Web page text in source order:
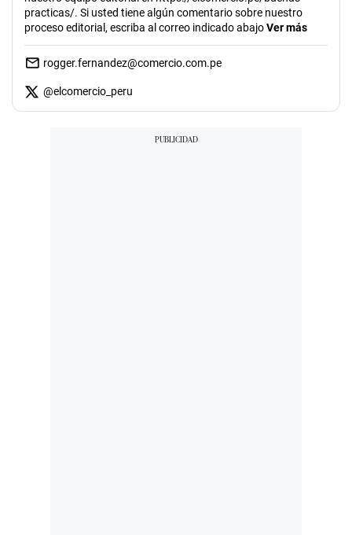
practicas/. Si usted tiene algún comentario sobre nuestro
proceso editorial, escriba al correo indicado abajoVer más
rogger.fernandez@comercio.com.pe
@elcomercio_peru